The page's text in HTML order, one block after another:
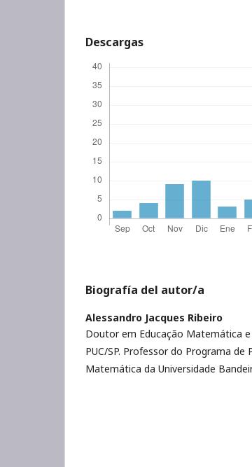
Descargas
Biografía del autor/a
Alessandro Jacques Ribeiro
Doutor em Educação Matemática
PUC/SP. Professor do Programa de
Matemática da Universidade